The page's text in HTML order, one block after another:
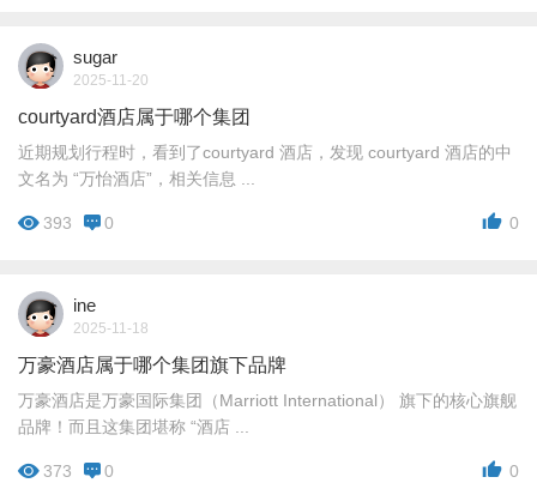
sugar
2025-11-20
courtyard酒店属于哪个集团
近期规划行程时，看到了courtyard 酒店，发现 courtyard 酒店的中
文名为 “万怡酒店”，相关信息 ...
393 0 0
ine
2025-11-18
万豪酒店属于哪个集团旗下品牌
万豪酒店是万豪国际集团（Marriott International） 旗下的核心旗舰
品牌！而且这集团堪称 “酒店 ...
373 0 0